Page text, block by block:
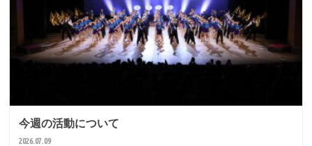
今週の活動について
2026.07.09